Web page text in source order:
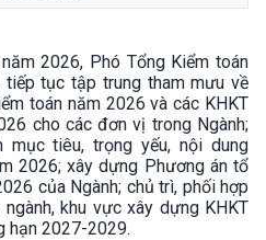
2026, Phó Tổng Kiểm toán
tục tập trung tham mưu về
toán năm 2026 và các KHKT
cho các đơn vị trong Ngành;
mục tiêu, trọng yếu, nội dung
2026; xây dựng Phương án tổ
của Ngành; chủ trì, phối hợp
khu vực xây dựng KHKT
hạn 2027-2029.